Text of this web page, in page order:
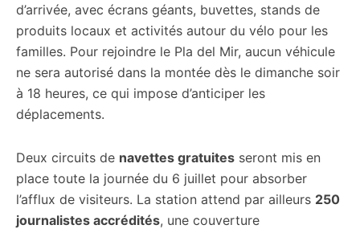
d’arrivée, avec écrans géants, buvettes, stands de
produits locaux et activités autour du vélo pour les
familles. Pour rejoindre le Pla del Mir, aucun véhicule
ne sera autorisé dans la montée dès le dimanche soir
à 18 heures, ce qui impose d’anticiper les
déplacements.
Deux circuits de navettes gratuites seront mis en
place toute la journée du 6 juillet pour absorber
l’afflux de visiteurs. La station attend par ailleurs 250
journalistes accrédités, une couverture